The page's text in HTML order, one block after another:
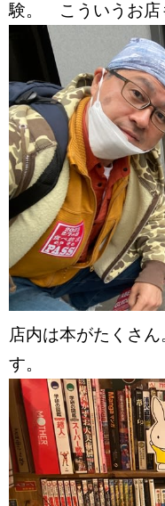
験。 こういうお店
店内は本がたくさ
す。